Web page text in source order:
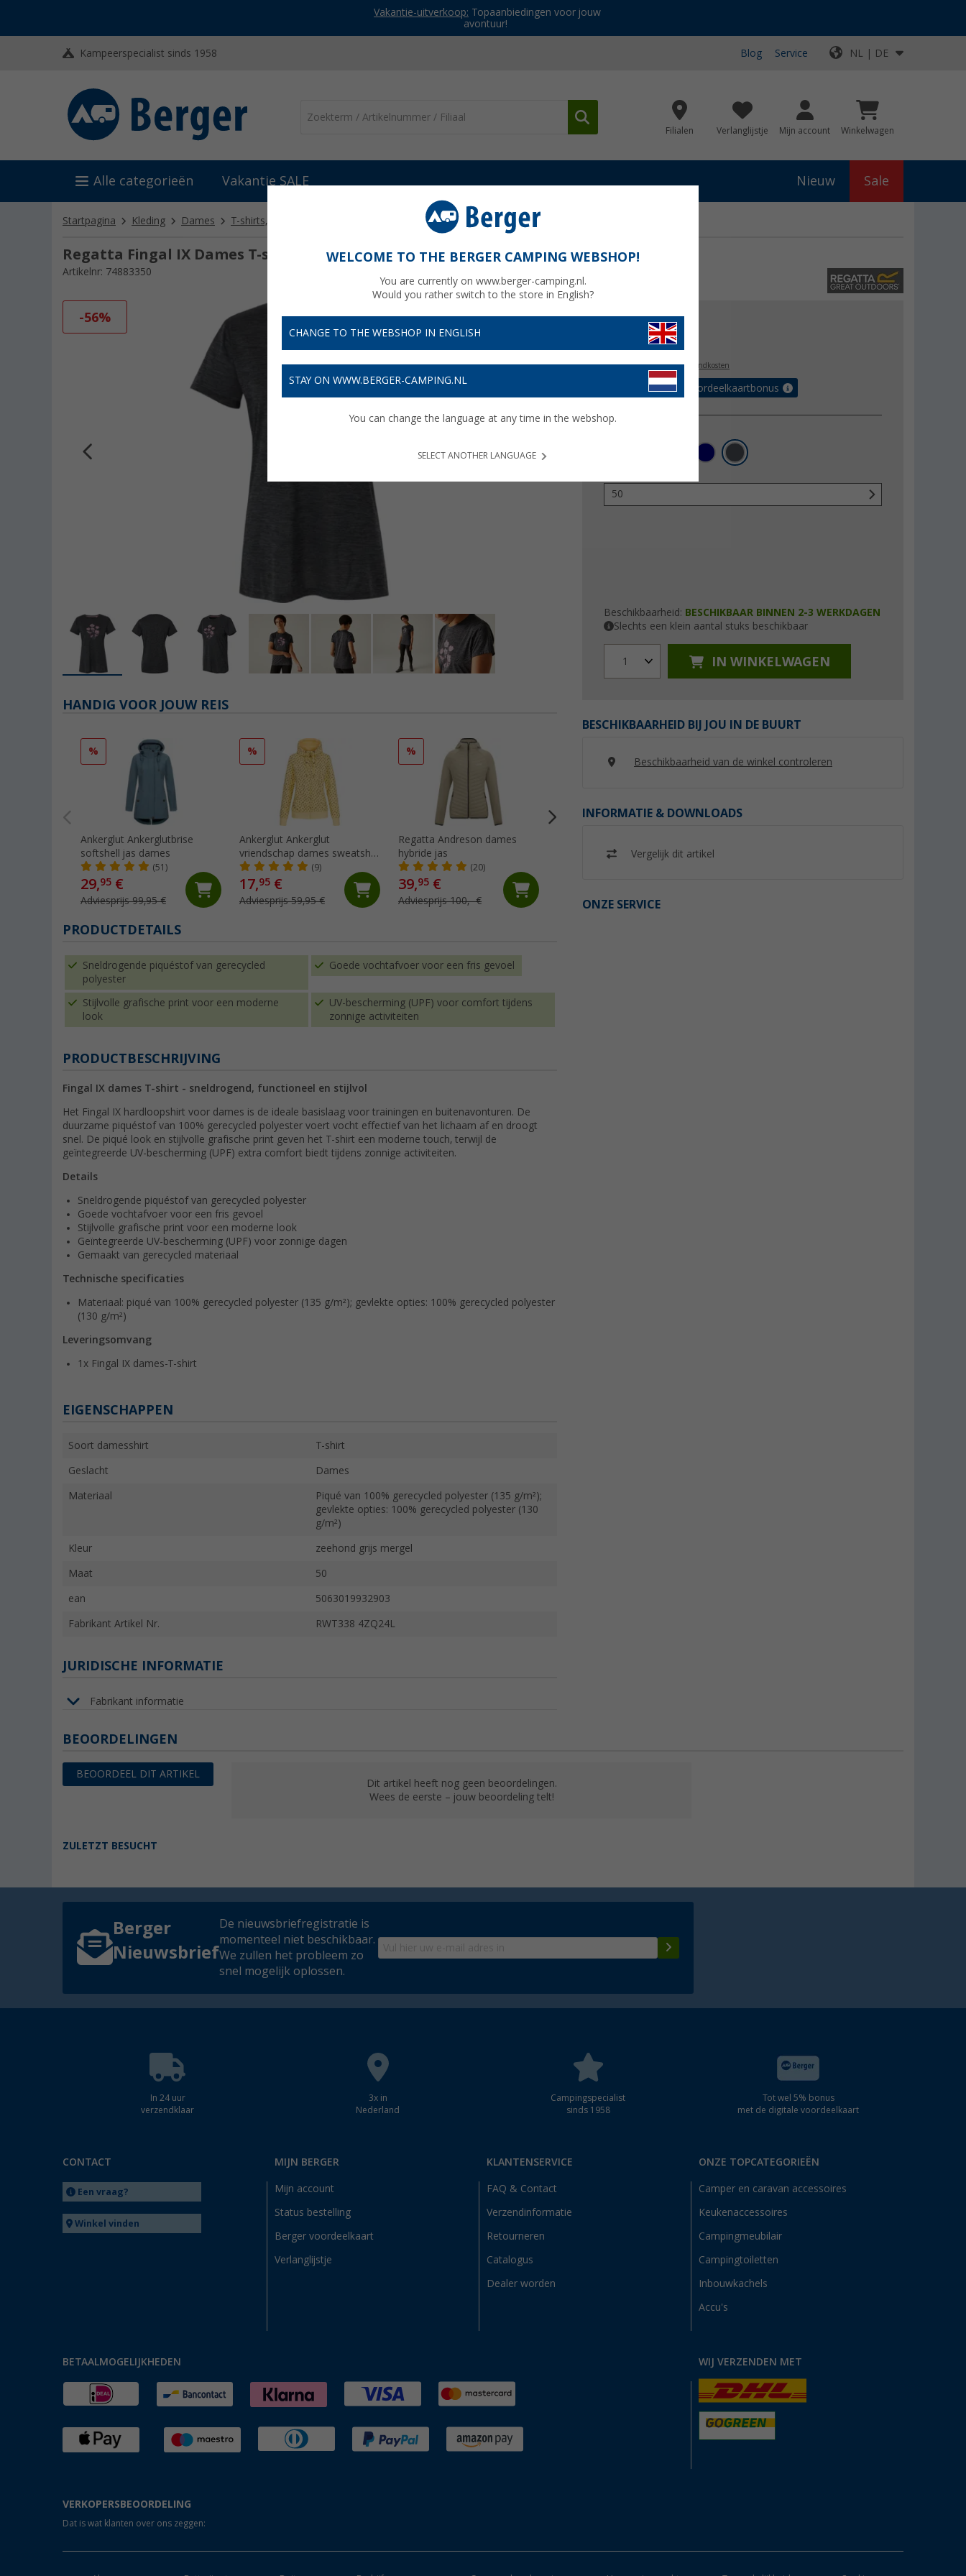
Vakantie-uitverkoop: Topaanbiedingen voor jouw
avontuur!
Kampeerspecialist sinds 1958 Blog Service NL | DE
Filialen Verlanglijstje Mijn account Winkelwagen
Alle categorieën Vakantie SALE Nieuw Sale
Startpagina Kleding Dames T-shirts, blouses & truien Regatta Fingal IX Dames T-shirt
Regatta Fingal IX Dames T-shirt
Artikelnr: 74883350
-56% Adviesprijs€ 30,00
€ 12,95
Prijzen incl. BTWplus verzendkosten
Verzeker tot 5% voordeelkaartbonus
50
Beschikbaarheid: BESCHIKBAAR BINNEN 2-3 WERKDAGEN
Slechts een klein aantal stuks beschikbaar
1 IN WINKELWAGEN
BESCHIKBAARHEID BIJ JOU IN DE BUURT
Beschikbaarheid van de winkel controleren
INFORMATIE & DOWNLOADS
Vergelijk dit artikel
ONZE SERVICE
HANDIG VOOR JOUW REIS
%
Ankerglut Ankerglutbrise
softshell jas dames
(51)
29,95 €
Adviesprijs 99,95 €
%
Ankerglut Ankerglut
vriendschap dames sweatshirt
jas
(9)
17,95 €
Adviesprijs 59,95 €
%
Regatta Andreson dames
hybride jas
(20)
39,95 €
Adviesprijs 100,- € Adviesprijs 119,95 €
PRODUCTDETAILS
Sneldrogende piquéstof van gerecycled
polyester
Goede vochtafvoer voor een fris gevoel
Stijlvolle grafische print voor een moderne
look
UV-bescherming (UPF) voor comfort tijdens
zonnige activiteiten
PRODUCTBESCHRIJVING
Fingal IX dames T-shirt - sneldrogend, functioneel en stijlvol
Het Fingal IX hardloopshirt voor dames is de ideale basislaag voor trainingen en buitenavonturen. De
duurzame piquéstof van 100% gerecycled polyester voert vocht effectief van het lichaam af en droogt
snel. De piqué look en stijlvolle grafische print geven het T-shirt een moderne touch, terwijl de
geïntegreerde UV-bescherming (UPF) extra comfort biedt tijdens zonnige activiteiten.
Details
Sneldrogende piquéstof van gerecycled polyester
Goede vochtafvoer voor een fris gevoel
Stijlvolle grafische print voor een moderne look
Geïntegreerde UV-bescherming (UPF) voor zonnige dagen
Gemaakt van gerecycled materiaal
Technische specificaties
Materiaal: piqué van 100% gerecycled polyester (135 g/m²); gevlekte opties: 100% gerecycled polyester
(130 g/m²)
Leveringsomvang
1x Fingal IX dames-T-shirt
EIGENSCHAPPEN
Soort damesshirt T-shirt
Geslacht Dames
Materiaal
Piqué van 100% gerecycled polyester (135 g/m²);
gevlekte opties: 100% gerecycled polyester (130
g/m²)
Kleur zeehond grijs mergel
Maat 50
ean 5063019932903
Fabrikant Artikel Nr. RWT338 4ZQ24L
JURIDISCHE INFORMATIE
Fabrikant informatie
BEOORDELINGEN
BEOORDEEL DIT ARTIKEL
Dit artikel heeft nog geen beoordelingen.
Wees de eerste – jouw beoordeling telt!
ZULETZT BESUCHT
Berger
Nieuwsbrief
De nieuwsbriefregistratie is
momenteel niet beschikbaar.
We zullen het probleem zo
snel mogelijk oplossen.
In 24 uur
verzendklaar
3x in
Nederland
Campingspecialist
sinds 1958
Tot wel 5% bonus
met de digitale voordeelkaart
CONTACT
Een vraag?
Winkel vinden
MIJN BERGER
Mijn account
Status bestelling
Berger voordeelkaart
Verlanglijstje
KLANTENSERVICE
FAQ & Contact
Verzendinformatie
Retourneren
Catalogus
Dealer worden
ONZE TOPCATEGORIEËN
Camper en caravan accessoires
Keukenaccessoires
Campingmeubilair
Campingtoiletten
Inbouwkachels
Accu's
BETAALMOGELIJKHEDEN WIJ VERZENDEN MET
VERKOPERSBEOORDELING
Dat is wat klanten over ons zeggen:
WELCOME TO THE BERGER CAMPING WEBSHOP!
You are currently on www.berger-camping.nl.
Would you rather switch to the store in English?
CHANGE TO THE WEBSHOP IN ENGLISH
STAY ON WWW.BERGER-CAMPING.NL
You can change the language at any time in the webshop.
SELECT ANOTHER LANGUAGE